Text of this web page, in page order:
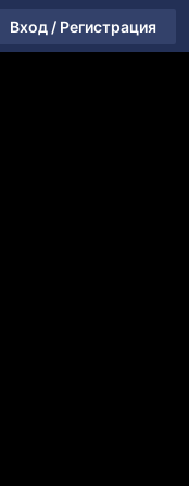
Вход / Регистрация